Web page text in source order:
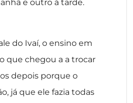
e outro à tarde.
do Ivaí, o ensino em
que chegou a a trocar
depois porque o
já que ele fazia todas